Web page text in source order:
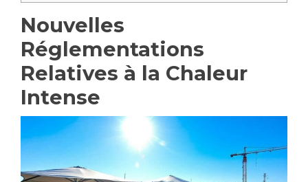
Nouvelles
Réglementations
Relatives à la Chaleur
Intense